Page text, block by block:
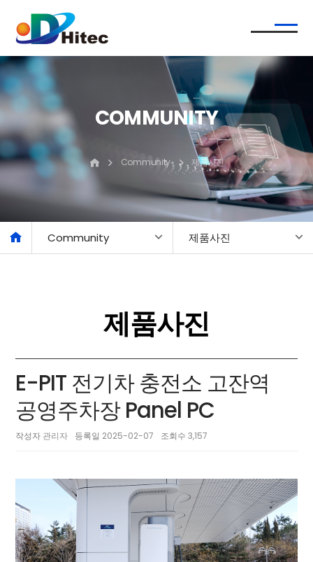
COMMUNITY
Community 제품사진
Community 제품사진
제품사진
E-PIT 전기차 충전소 고잔역
공영주차장 Panel PC
작성자 관리자 등록일 2025-02-07 조회수 3,157